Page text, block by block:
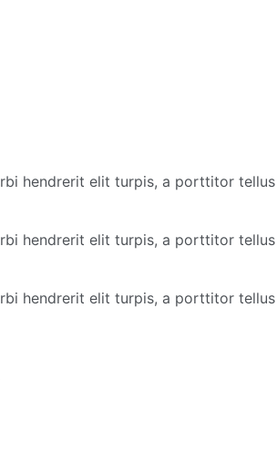
hendrerit elit turpis, a porttitor
hendrerit elit turpis, a porttitor
hendrerit elit turpis, a porttitor